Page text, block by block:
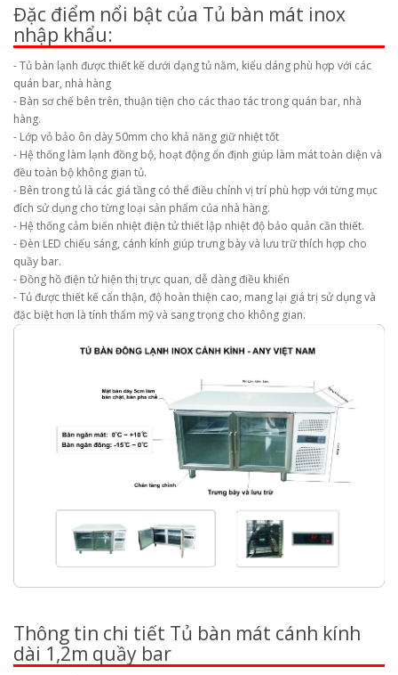
Đặc điểm nổi bật của Tủ bàn mát inox
nhập khẩu:
- Tủ bàn lạnh được thiết kế dưới dạng tủ nằm, kiểu dáng phù hợp với các
quán bar, nhà hàng
- Bàn sơ chế bên trên, thuận tiện cho các thao tác trong quán bar, nhà
hàng.
- Lớp vỏ bảo ôn dày 50mm cho khả năng giữ nhiệt tốt
- Hệ thống làm lạnh đồng bộ, hoạt động ổn định giúp làm mát toàn diện và
đều toàn bộ không gian tủ.
- Bên trong tủ là các giá tầng có thể điều chỉnh vị trí phù hợp với từng mục
đích sử dụng cho từng loại sản phẩm của nhà hàng.
- Hệ thống cảm biến nhiệt điện tử thiết lập nhiệt độ bảo quản cần thiết.
- Đèn LED chiếu sáng, cánh kính giúp trưng bày và lưu trữ thích hợp cho
quầy bar.
- Đồng hồ điện tử hiện thị trực quan, dễ dàng điều khiển
- Tủ được thiết kế cẩn thận, độ hoàn thiện cao, mang lại giá trị sử dụng và
đặc biệt hơn là tính thẩm mỹ và sang trọng cho không gian.
Thông tin chi tiết Tủ bàn mát cánh kính
dài 1,2m quầy bar